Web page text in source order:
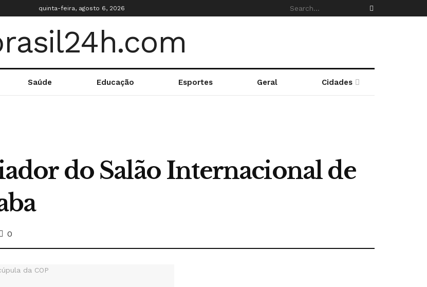
quinta-feira, agosto 6, 2026
Saúde Educação Esportes Geral Cidades
do Salão Internacional de
0